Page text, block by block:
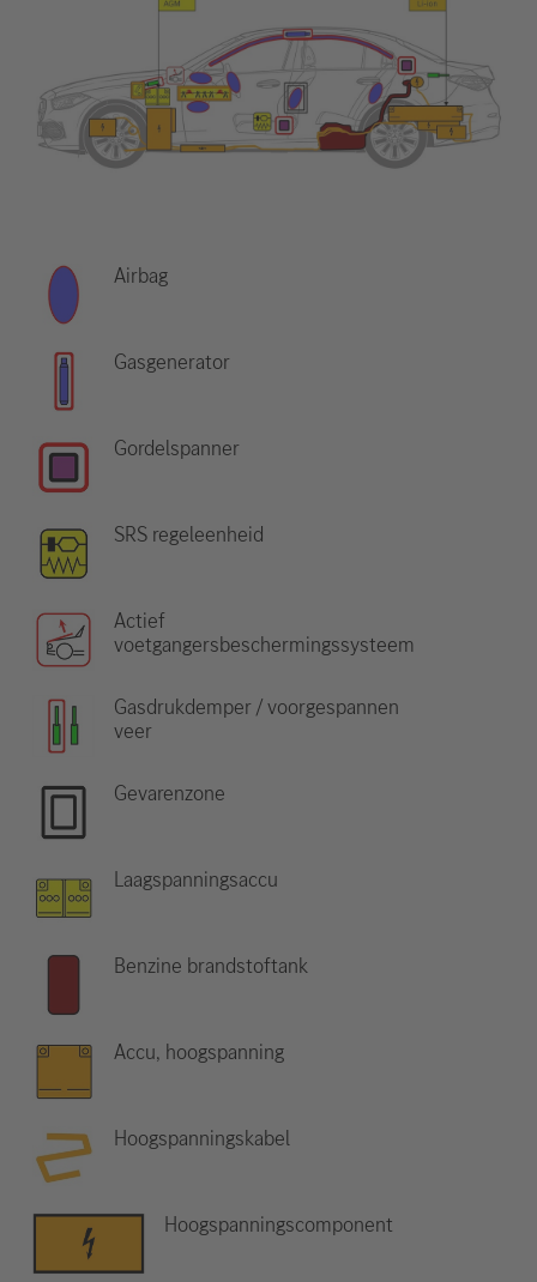
Airbag
Gasgenerator
Gordelspanner
SRS regeleenheid
Actief
voetgangersbeschermingssysteem
Gasdrukdemper / voorgespannen
veer
Gevarenzone
Laagspanningsaccu
Benzine brandstoftank
Accu, hoogspanning
Hoogspanningskabel
Hoogspanningscomponent